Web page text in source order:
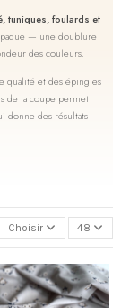
tuniques, foulards et
— une doublure
des couleurs.
qualité et des épingles
de la coupe permet
donne des résultats
Choisir 48